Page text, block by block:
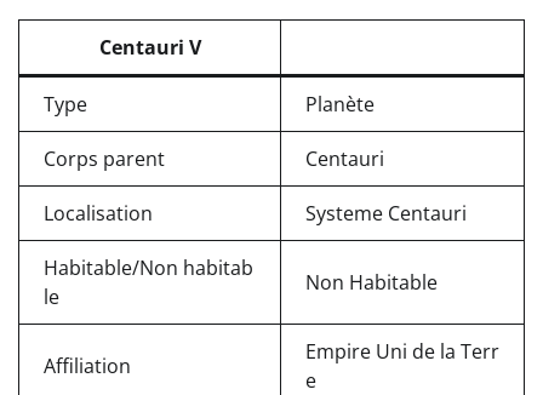
Centauri V
Type Planète
Corps parent Centauri
Localisation Systeme Centauri
Habitable/Non habitab
le
Non Habitable
Affiliation
Empire Uni de la Terr
e